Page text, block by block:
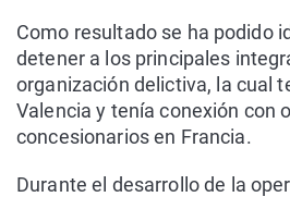
Como resultado se ha podido
detener a los principales
organización delictiva, la cual
Valencia y tenía conexión con
concesionarios en Francia.
Durante el desarrollo de la